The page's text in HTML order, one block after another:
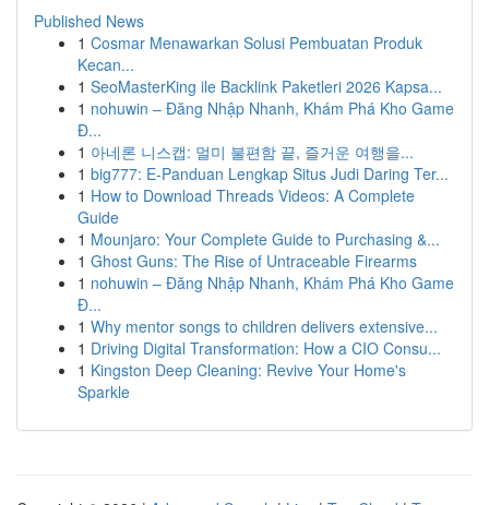
Published News
1 Cosmar Menawarkan Solusi Pembuatan Produk
Kecan...
1 SeoMasterKing ile Backlink Paketleri 2026 Kapsa...
1 nohuwin – Đăng Nhập Nhanh, Khám Phá Kho Game
Đ...
1 아네론 니스캡: 멀미 불편함 끝, 즐거운 여행을...
1 big777: E-Panduan Lengkap Situs Judi Daring Ter...
1 How to Download Threads Videos: A Complete
Guide
1 Mounjaro: Your Complete Guide to Purchasing &...
1 Ghost Guns: The Rise of Untraceable Firearms
1 nohuwin – Đăng Nhập Nhanh, Khám Phá Kho Game
Đ...
1 Why mentor songs to children delivers extensive...
1 Driving Digital Transformation: How a CIO Consu...
1 Kingston Deep Cleaning: Revive Your Home's
Sparkle